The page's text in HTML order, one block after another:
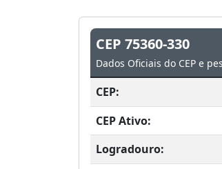
CEP 75360-330
Dados Oficiais do CEP e
CEP:
CEP Ativo:
Logradouro: